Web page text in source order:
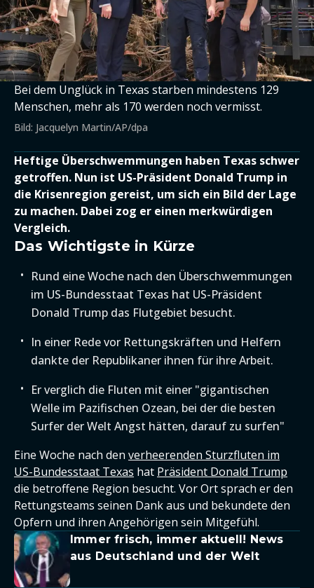
Bei dem Unglück in Texas starben mindestens 129
Menschen, mehr als 170 werden noch vermisst.
Bild: Jacquelyn Martin/AP/dpa
Heftige Überschwemmungen haben Texas schwer
getroffen. Nun ist US-Präsident Donald Trump in
die Krisenregion gereist, um sich ein Bild der Lage
zu machen. Dabei zog er einen merkwürdigen
Vergleich.
Das Wichtigste in Kürze
Rund eine Woche nach den Überschwemmungen
im US-Bundesstaat Texas hat US-Präsident
Donald Trump das Flutgebiet besucht.
In einer Rede vor Rettungskräften und Helfern
dankte der Republikaner ihnen für ihre Arbeit.
Er verglich die Fluten mit einer "gigantischen
Welle im Pazifischen Ozean, bei der die besten
Surfer der Welt Angst hätten, darauf zu surfen"
Eine Woche nach den verheerenden Sturzfluten im
US-Bundesstaat Texas hat Präsident Donald Trump
die betroffene Region besucht. Vor Ort sprach er den
Rettungsteams seinen Dank aus und bekundete den
Opfern und ihren Angehörigen sein Mitgefühl.
Immer frisch, immer aktuell! News
aus Deutschland und der Welt